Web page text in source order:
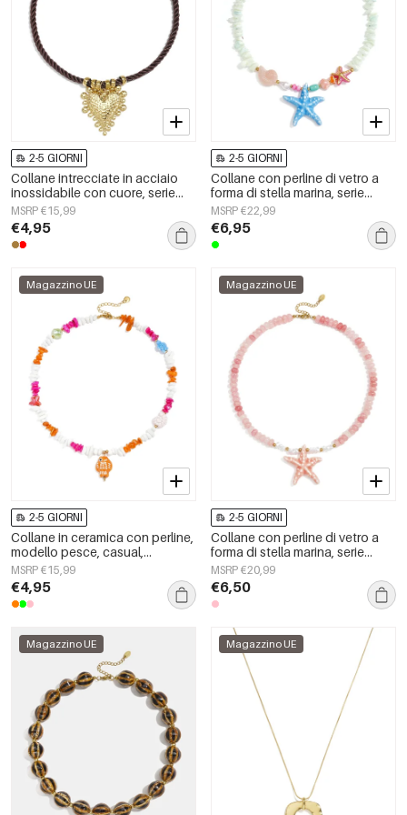
2-5 GIORNI
Collane intrecciate in acciaio
inossidabile con cuore, serie
Simple Daily Simple, gioielli da
donna
MSRP €15,99
€4,95
2-5 GIORNI
Collane con perline di vetro a
forma di stella marina, serie
&quot;Vacanze/Spiaggia
Romantica&quot;, gioielli da
donna.
MSRP €22,99
€6,95
Magazzino UE
2-5 GIORNI
Collane in ceramica con perline,
modello pesce, casual,
quotidiane, romantiche, gioielli
da donna
MSRP €15,99
€4,95
Magazzino UE
2-5 GIORNI
Collane con perline di vetro a
forma di stella marina, serie
&quot;Vacanze/Spiaggia
Romantica&quot;, gioielli da
donna.
MSRP €20,99
€6,50
Magazzino UE Magazzino UE